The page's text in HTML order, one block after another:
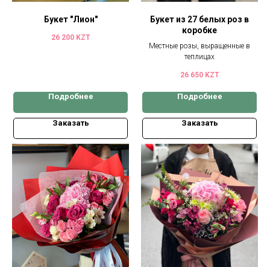
Букет "Лион"
26 200 KZT
Подробнее
Заказать
Букет из 27 белых роз в
коробке
Местные розы, выращенные в
теплицах
26 650 KZT
Подробнее
Заказать